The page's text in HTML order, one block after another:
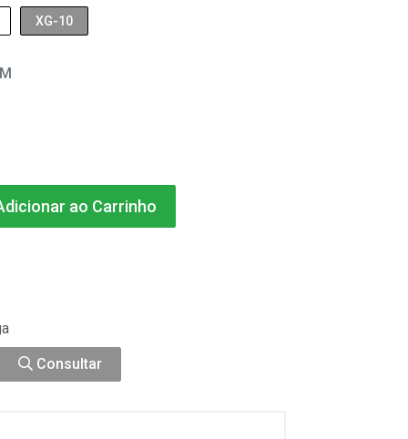
XG-10
ao Carrinho
Consultar